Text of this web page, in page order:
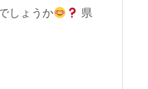
しょうか
県